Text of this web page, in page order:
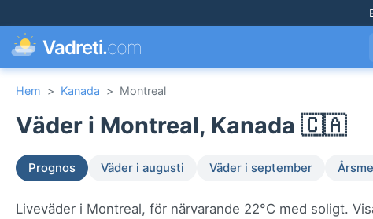
Vadreti.com
Hem > Kanada > Montreal
Väder i Montreal, Kanada 🇨🇦
Prognos Väder i augusti Väder i september
Liveväder i Montreal, för närvarande 22°C med soligt.